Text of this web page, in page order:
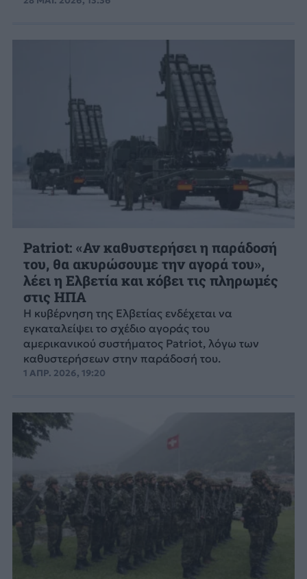
Patriot: «Αν καθυστερήσει η παράδοσή
του, θα ακυρώσουμε την αγορά του»,
λέει η Ελβετία και κόβει τις πληρωμές
στις ΗΠΑ
Η κυβέρνηση της Ελβετίας ενδέχεται να
εγκαταλείψει το σχέδιο αγοράς του
αμερικανικού συστήματος Patriot, λόγω των
καθυστερήσεων στην παράδοσή του.
1 ΑΠΡ. 2026, 19:20